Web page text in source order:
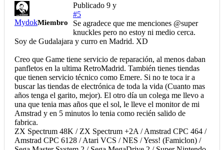
MydokMiembro
Publicado 9 y
#5
Se agradece que me menciones @super
knuckles pero no estoy ni medio cerca.
Soy de Gudalajara y curro en Madrid. XD
Creo que Game tiene servicio de reparación, al menos daban
panfletos en la ultima RetroMadrid. También tienes tiendas
que tienen servicio técnico como Emere. Si no te toca ir a
buscar las tiendas de electrónica de toda la vida (Cuanto mas
años tenga el garito, mejor). El otro día un colega me llevo a
una que tenia mas años que el sol, le lleve el monitor de mi
Amstrad y en 5 minutos lo tenia como recién salido de
fabrica.
ZX Spectrum 48K / ZX Spectrum +2A / Amstrad CPC 464 /
Amstrad CPC 6128 / Atari VCS / NES / Yess! (Famiclon) /